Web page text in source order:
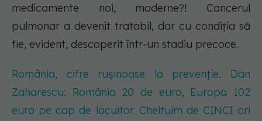
medicamente noi, moderne?! Cancerul
pulmonar a devenit tratabil, dar cu condiţia să
fie, evident, descoperit într-un stadiu precoce.
România, cifre rușinoase la prevenție. Dan
Zaharescu: România 20 de euro, Europa 102
euro pe cap de locuitor. Cheltuim de CINCI ori